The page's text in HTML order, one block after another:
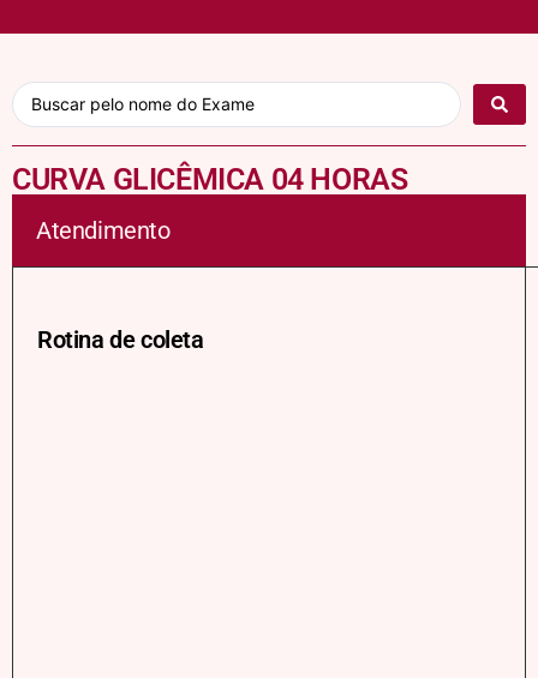
CURVA GLICÊMICA 04 HORAS
Atendimento
Rotina de coleta